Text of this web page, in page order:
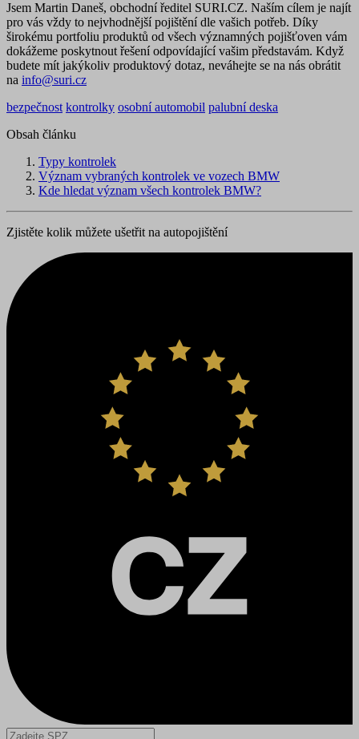
Jsem Martin Daneš, obchodní ředitel SURI.CZ. Naším cílem je najít
pro vás vždy to nejvhodnější pojištění dle vašich potřeb. Díky
širokému portfoliu produktů od všech významných pojišťoven vám
dokážeme poskytnout řešení odpovídající vašim představám. Když
budete mít jakýkoliv produktový dotaz, neváhejte se na nás obrátit
na info@suri.cz
bezpečnost kontrolky osobní automobil palubní deska
Obsah článku
Typy kontrolek
Význam vybraných kontrolek ve vozech BMW
Kde hledat význam všech kontrolek BMW?
Zjistěte kolik můžete ušetřit na autopojištění